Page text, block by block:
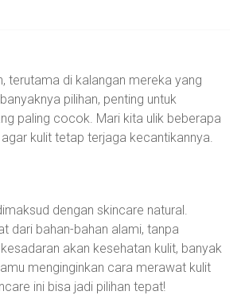
terutama di kalangan mereka yang
pilihan, penting untuk
paling cocok. Mari kita ulik beberapa
kulit tetap terjaga kecantikannya.
dengan skincare natural.
dari bahan-bahan alami, tanpa
akan kesehatan kulit, banyak
menginginkan cara merawat kulit
ini bisa jadi pilihan tepat!